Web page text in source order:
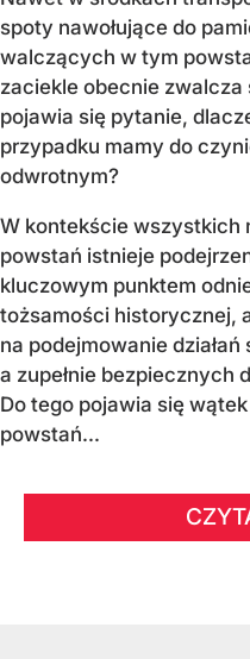
spoty nawołujące do
walczących w tym
zaciekle obecnie zwalcza
pojawia się pytanie,
przypadku mamy do
odwrotnym?
W kontekście wszystkich
powstań istnieje
kluczowym punktem
tożsamości historycznej,
na podejmowanie
a zupełnie bezpiecznych
Do tego pojawia się
powstań...